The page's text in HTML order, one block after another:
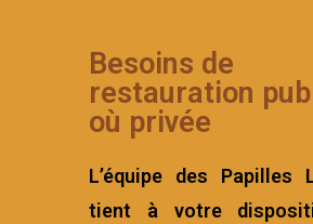
Besoins de
restauration
où privée
L’équipe des Papilles
tient à votre